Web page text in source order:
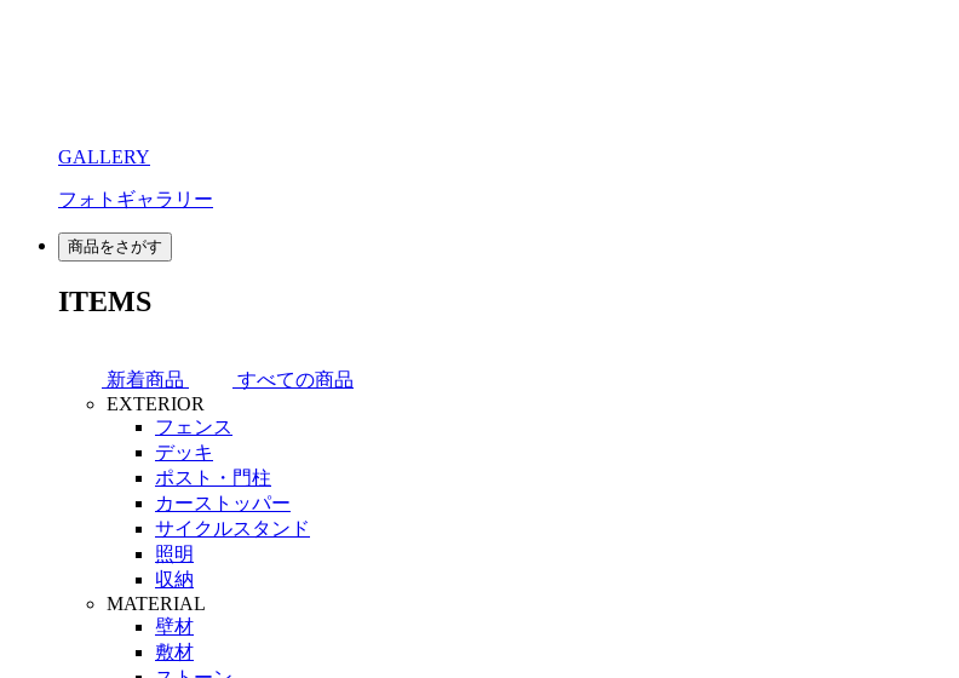
GALLERY
フォトギャラリー
商品をさがす
ITEMS
新着商品
すべての商品
EXTERIOR
フェンス
デッキ
ポスト・門柱
カーストッパー
サイクルスタンド
照明
収納
MATERIAL
壁材
敷材